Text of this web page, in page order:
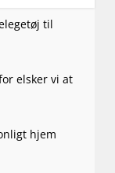
til
elsker vi at
hjem